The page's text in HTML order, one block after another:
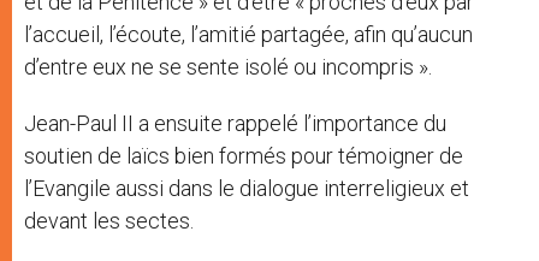
l’accueil, l’écoute, l’amitié partagée, afin qu’aucun
d’entre eux ne se sente isolé ou incompris ».
Jean-Paul II a ensuite rappelé l’importance du
soutien de laïcs bien formés pour témoigner de
l’Evangile aussi dans le dialogue interreligieux et
devant les sectes.